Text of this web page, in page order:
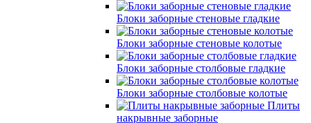
Блоки заборные стеновые гладкие
Блоки заборные стеновые колотые
Блоки заборные столбовые гладкие
Блоки заборные столбовые колотые
Плиты
накрывные заборные